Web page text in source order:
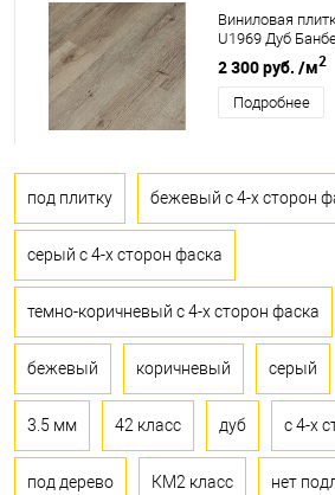
Виниловая
U1969 Дуб
2 300 руб. /м2
Подробнее
под плитку бежевый с 4-х сторон
серый с 4-х сторон фаска
темно-коричневый с 4-х сторон фаска
бежевый коричневый серый
3.5 мм 42 класс дуб с 4-х
под дерево КМ2 класс нет